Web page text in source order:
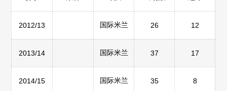
2012/13 国际米兰 26 12
2013/14 国际米兰 37 17
2014/15 国际米兰 35 8